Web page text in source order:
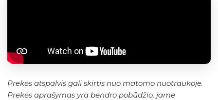
Prekės atspalvis gali skirtis nuo matomo nuotraukoje.
Prekės aprašymas yra bendro pobūdžio, jame